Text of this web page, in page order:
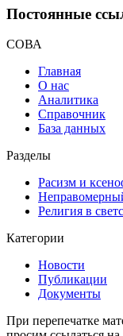
Постоянные
СОВА
Главная
О нас
Аналитика
Справочник
База данных
Разделы
Расизм и
Религия в
Категории
Новости
Публикации
Документы
При перепечатке